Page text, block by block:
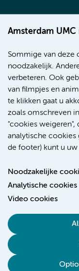
Amsterdam
Sommige van
noodzakelijk.
verbeteren. Ook
van filmpjes en
te klikken gaat u
zoals omschreven
"cookies
analytische cookies
de footer) kunt u
Noodzakelijke
Analytische cookies
Video cookies
Werken bij
Nieuws
Educatie Locatie
Educatie Locatie
Algemene